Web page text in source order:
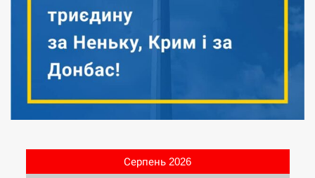
Серпень 2026